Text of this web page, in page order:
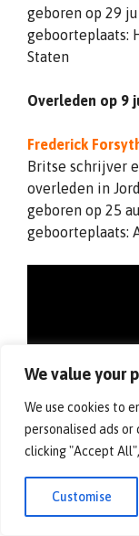
We value your
We use cookies to
personalised ads
clicking "Accept
Customise
geboren op 29
geboorteplaats:
Staten
Overleden op 9
Frederick
Britse schrijver
overleden in
geboren op 25
geboorteplaats: